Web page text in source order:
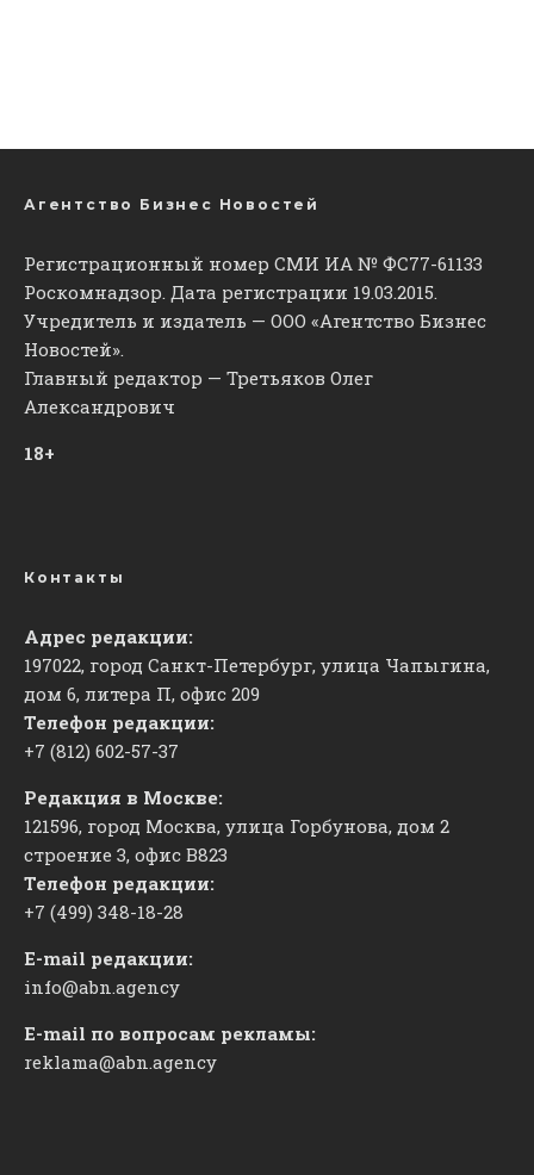
Агентство Бизнес Новостей
Регистрационный номер СМИ ИА № ФС77-61133
Роскомнадзор. Дата регистрации 19.03.2015.
Учредитель и издатель — ООО «Агентство Бизнес
Новостей».
Главный редактор — Третьяков Олег
Александрович
18+
Контакты
Адрес редакции:
197022, город Санкт-Петербург, улица Чапыгина,
дом 6, литера П, офис 209
Телефон редакции:
+7 (812) 602-57-37
Редакция в Москве:
121596, город Москва, улица Горбунова, дом 2
строение 3, офис ​В823
Телефон редакции:
+7 (499) 348-18-28
E-mail редакции:
info@abn.agency
E-mail по вопросам рекламы:
reklama@abn.agency